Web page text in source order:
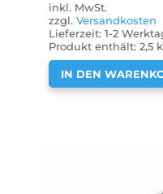
inkl. MwSt.
zzgl. Versandkosten
Lieferzeit: 1-2
Produkt enthält: 2,5
IN DEN